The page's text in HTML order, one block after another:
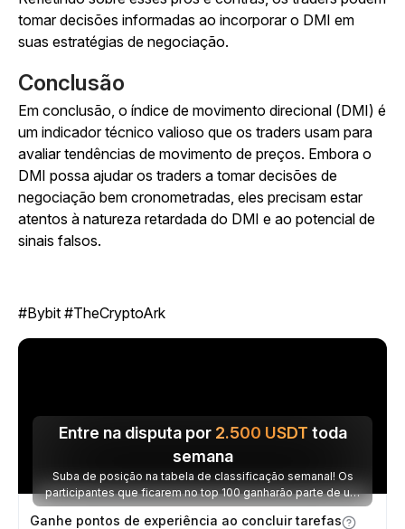
tomar decisões informadas ao incorporar o DMI em
suas estratégias de negociação.
Conclusão
Em conclusão, o índice de movimento direcional (DMI) é
um indicador técnico valioso que os traders usam para
avaliar tendências de movimento de preços. Embora o
DMI possa ajudar os traders a tomar decisões de
negociação bem cronometradas, eles precisam estar
atentos à natureza retardada do DMI e ao potencial de
sinais falsos.
#Bybit #TheCryptoArk
Entre na disputa por 2.500 USDT toda
semana
Suba de posição na tabela de classificação semanal! Os
participantes que ficarem no top 100 ganharão parte de um
prêmio de 2.500 USDT toda semana.
Ganhe pontos de experiência ao concluir tarefas